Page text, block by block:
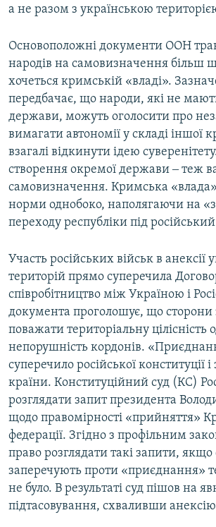
а не разом з українською
Основоположні документи ООН
народів на самовизначення більш
хочеться кримській «владі».
передбачає, що народи, які не
держави, можуть оголосити про
вимагати автономії у складі іншої
взагалі відкинути ідею
створення окремої держави ‒ теж
самовизначення. Кримська «влада»
норми однобоко, наполягаючи на
переходу республіки під
Участь російських військ в анексії
територій прямо суперечила
співробітництво між Україною і
документа проголошує, що сторони
поважати територіальну цілісність
непорушність кордонів.
суперечило російської конституції
країни. Конституційний суд (КС)
розглядати запит президента
щодо правомірності «прийняття»
федерації. Згідно з профільним
право розглядати такі запити, якщо
заперечують проти «приєднання»
не було. В результаті суд пішов на
підтасовування, схваливши